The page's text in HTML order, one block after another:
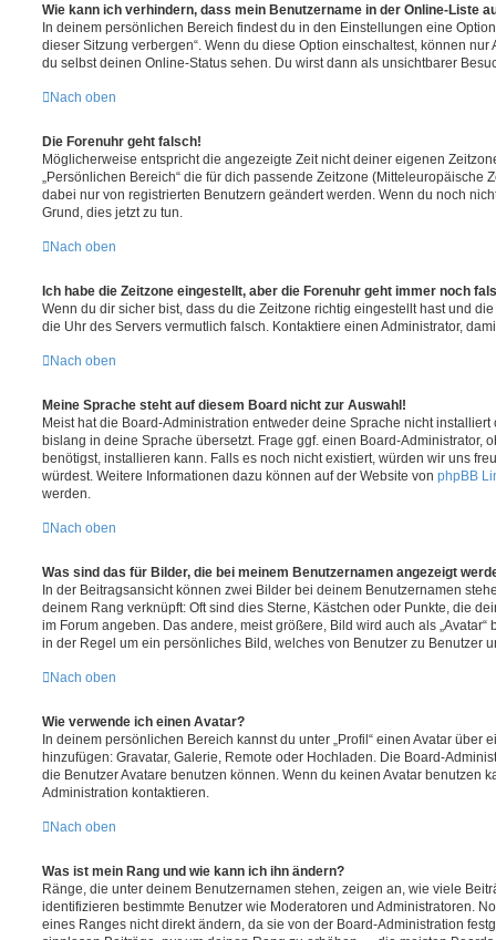
Wie kann ich verhindern, dass mein Benutzername in der Online-Liste
In deinem persönlichen Bereich findest du in den Einstellungen eine
dieser Sitzung verbergen“. Wenn du diese Option einschaltest, können
du selbst deinen Online-Status sehen. Du wirst dann als unsichtbarer
Nach oben
Die Forenuhr geht falsch!
Möglicherweise entspricht die angezeigte Zeit nicht deiner eigenen
„Persönlichen Bereich“ die für dich passende Zeitzone (Mitteleuropäische
dabei nur von registrierten Benutzern geändert werden. Wenn du noch
Grund, dies jetzt zu tun.
Nach oben
Ich habe die Zeitzone eingestellt, aber die Forenuhr geht immer noch
Wenn du dir sicher bist, dass du die Zeitzone richtig eingestellt hast und
die Uhr des Servers vermutlich falsch. Kontaktiere einen Administrator,
Nach oben
Meine Sprache steht auf diesem Board nicht zur Auswahl!
Meist hat die Board-Administration entweder deine Sprache nicht
bislang in deine Sprache übersetzt. Frage ggf. einen Board-Administrator,
benötigst, installieren kann. Falls es noch nicht existiert, würden wir uns
würdest. Weitere Informationen dazu können auf der Website von phpBB
werden.
Nach oben
Was sind das für Bilder, die bei meinem Benutzernamen angezeigt
In der Beitragsansicht können zwei Bilder bei deinem Benutzernamen
deinem Rang verknüpft: Oft sind dies Sterne, Kästchen oder Punkte, die
im Forum angeben. Das andere, meist größere, Bild wird auch als
in der Regel um ein persönliches Bild, welches von Benutzer zu Benutzer
Nach oben
Wie verwende ich einen Avatar?
In deinem persönlichen Bereich kannst du unter „Profil“ einen Avatar über
hinzufügen: Gravatar, Galerie, Remote oder Hochladen. Die Board-
die Benutzer Avatare benutzen können. Wenn du keinen Avatar benutzen
Administration kontaktieren.
Nach oben
Was ist mein Rang und wie kann ich ihn ändern?
Ränge, die unter deinem Benutzernamen stehen, zeigen an, wie viele
identifizieren bestimmte Benutzer wie Moderatoren und Administratoren.
eines Ranges nicht direkt ändern, da sie von der Board-Administration